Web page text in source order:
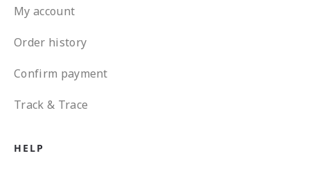
My account
Order history
Confirm payment
Track & Trace
HELP